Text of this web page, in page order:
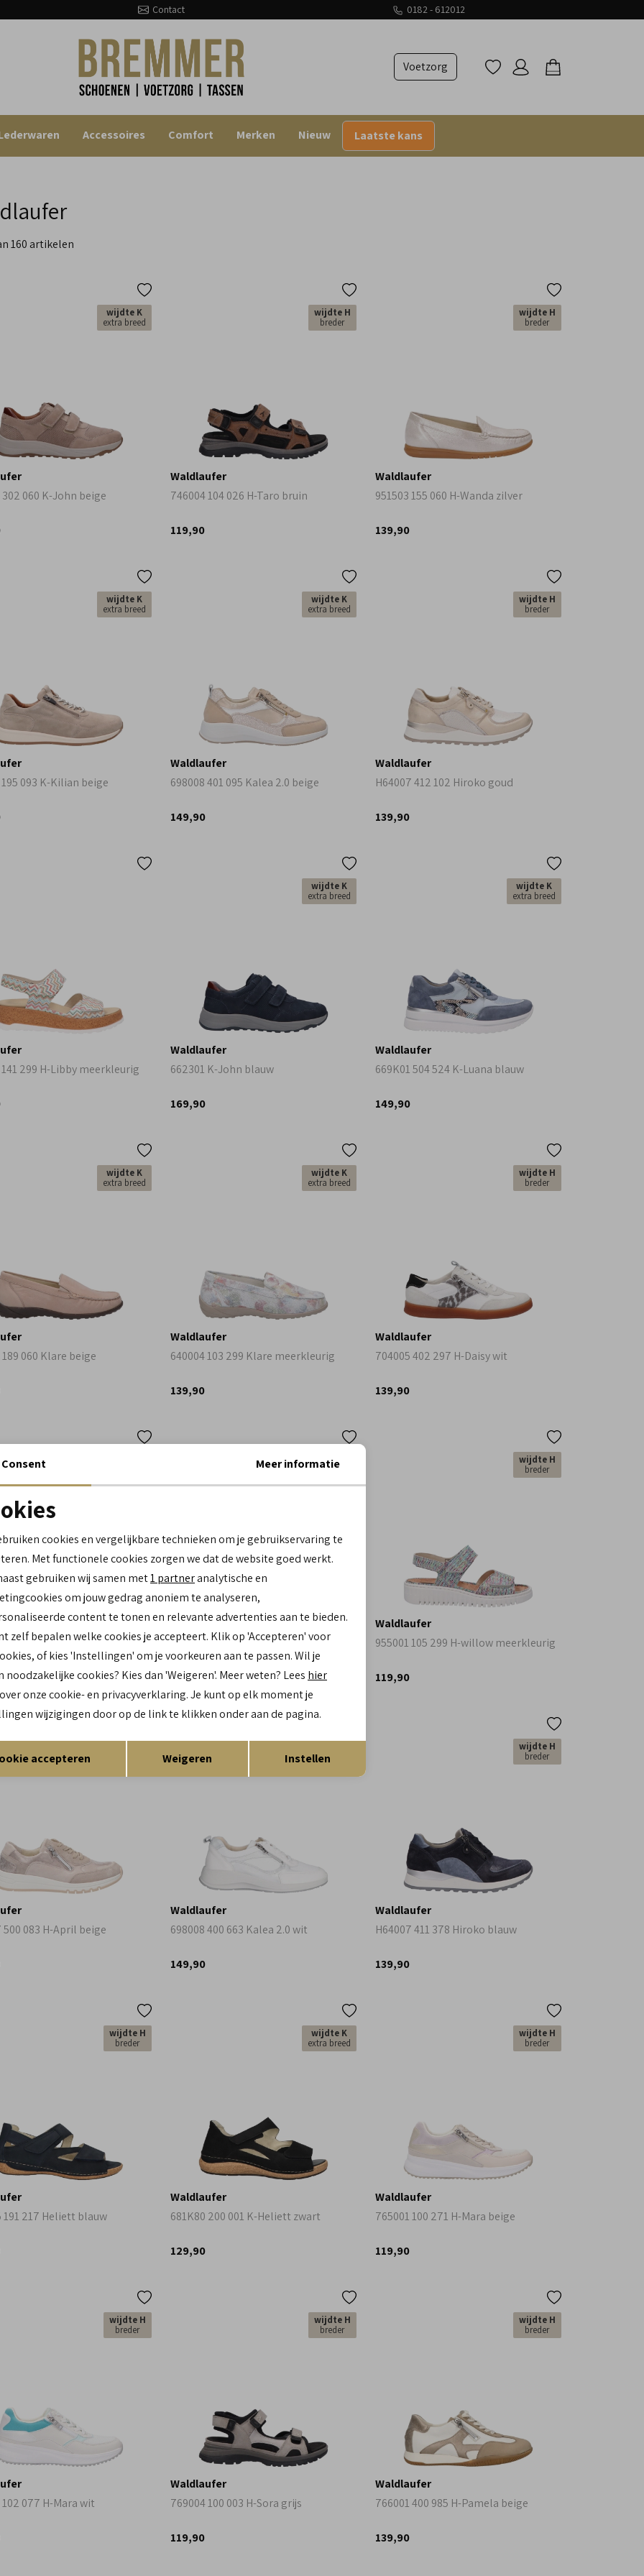
Contact 0182 - 612012
Voetzorg
Accessoires Comfort Merken Nieuw Laatste kans
160 artikelen
wijdte K
extra breed
302 060 K-John beige
wijdte H
breder
Waldlaufer
746004 104 026 H-Taro bruin
119,90
wijdte H
breder
Waldlaufer
951503 155 060 H-Wanda zilver
139,90
wijdte K
extra breed
195 093 K-Kilian beige
wijdte K
extra breed
Waldlaufer
698008 401 095 Kalea 2.0 beige
149,90
wijdte H
breder
Waldlaufer
H64007 412 102 Hiroko goud
139,90
141 299 H-Libby meerkleurig
wijdte K
extra breed
Waldlaufer
662301 K-John blauw
169,90
wijdte K
extra breed
Waldlaufer
669K01 504 524 K-Luana blauw
149,90
wijdte K
extra breed
189 060 Klare beige
wijdte K
extra breed
Waldlaufer
640004 103 299 Klare meerkleurig
139,90
wijdte H
breder
Waldlaufer
704005 402 297 H-Daisy wit
139,90
131 070 H-willow beige
wijdte M
Maxi breed
Waldlaufer
831004 500 698 M-Tonia beige
149,90
wijdte H
breder
Waldlaufer
955001 105 299 H-willow meerkleurig
119,90
500 083 H-April beige
extra breed
Waldlaufer
698008 400 663 Kalea 2.0 wit
149,90
wijdte H
breder
Waldlaufer
H64007 411 378 Hiroko blauw
139,90
wijdte H
breder
191 217 Heliett blauw
wijdte K
extra breed
Waldlaufer
681K80 200 001 K-Heliett zwart
129,90
wijdte H
breder
Waldlaufer
765001 100 271 H-Mara beige
119,90
wijdte H
breder
102 077 H-Mara wit
wijdte H
breder
Waldlaufer
769004 100 003 H-Sora grijs
119,90
wijdte H
breder
Waldlaufer
766001 400 985 H-Pamela beige
139,90
cookies
cookies Marketing cookies
Terug Opslaan
Consent Meer informatie
cookies en vergelijkbare technieken om je gebruikservaring te
Met functionele cookies zorgen we dat de website goed werkt.
gebruiken wij samen met1 partneranalytische en
om jouw gedrag anoniem te analyseren,
content te tonen en relevante advertenties aan te bieden.
zelf bepalen welke cookies je accepteert. Klik op 'Accepteren' voor
of kies 'Instellingen' om je voorkeuren aan te passen. Wil je
noodzakelijke cookies? Kies dan 'Weigeren'. Meer weten? Lees hier
onze cookie- en privacyverklaring. Je kunt op elk moment je
wijzigingen door op de link te klikken onder aan de pagina.
accepteren Weigeren Instellen